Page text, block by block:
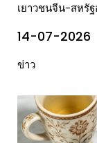
เยาวชนจีน-สหรั
14-07-2026
ข่าว